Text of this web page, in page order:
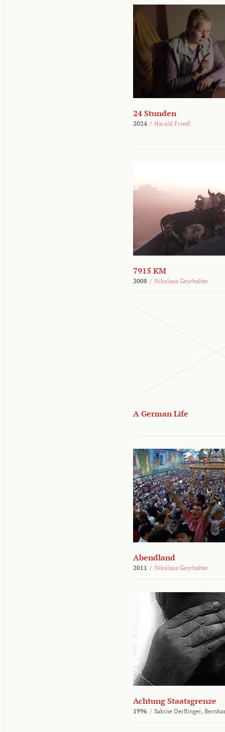
24 Stunden
2024 / Harald Friedl
7915 KM
2008 / Nikolaus Geyrhalter
A German Life
Abendland
2011 / Nikolaus Geyrhalter
Achtung Staatsgrenze
1996 / Sabine Derflinger,